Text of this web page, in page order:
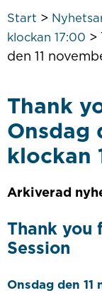
Start >
klockan 17:00 >
den 11
Thank
Onsdag
klockan
Arkiverad
Thank you
Session
Onsdag den